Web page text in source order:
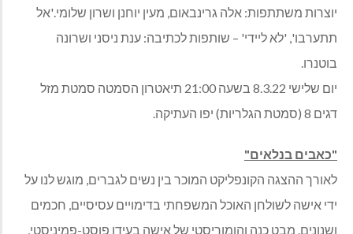
יוצרות משתתפות: אלה גרינבאום, מעין יוחנן ושרון שלומי.'אל
תתערבו', 'לא ליידי' – שותפות לכתיבה: ענת ניסני ושרונה
בוטנרו.
יום שלישי 8.3.22 בשעה 21:00 תיאטרון הסמטה סמטת מזל
דגים 8 (סמטת הגלריות) יפו העתיקה.
"כאבים בנלאים"
לאורך ההצגה הקונפליקט המוכר בין נשים לגברים, מוגש לנו על
ידי אישה לשולחן האוכל המשפחתי בדימויים עסיסיים, חכמים
ושנונים. מבט כנה והומוריסטי של אישה בעידן פוסט-פמיניסטי,